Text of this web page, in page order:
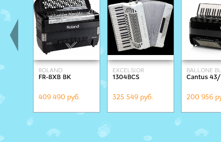
ROLAND
FR-8XB BK
409 490 руб.
EXCELSIOR
1304BCS
325 549 руб.
BALLONE
Сantus 43/
200 956